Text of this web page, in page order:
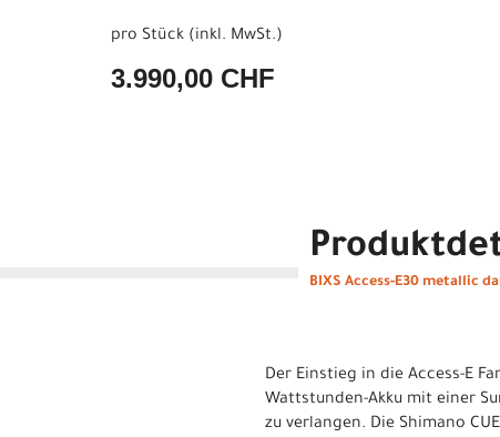
pro Stück (inkl. MwSt.)
3.990,00 CHF
BIXS Access-E30 metallic
Der Einstieg in die Access-E
Wattstunden-Akku mit einer
zu verlangen. Die Shimano